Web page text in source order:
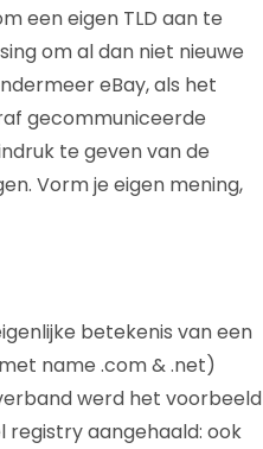
een eigen TLD aan te
om al dan niet nieuwe
eBay, als het
gecommuniceerde
te geven van de
Vorm je eigen mening,
betekenis van een
name .com & .net)
werd het voorbeeld
aangehaald: ook